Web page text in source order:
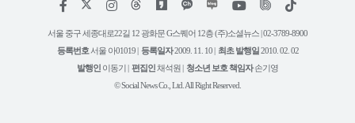
페
스
인
타
램
위
트
유
튜
틱
서울 중구 세종대로22길 12 광화문 G스퀘어 12층 (주)소셜뉴스 | 02-3789-8900
등록번호 서울 아01019 | 등록일자2009. 11. 10 | 최초 발행일2010. 02. 02
발행인 이동기 | 편집인채석원 | 청소년 보호 책임자손기영
© Social News Co., Ltd. All Right Reserved.